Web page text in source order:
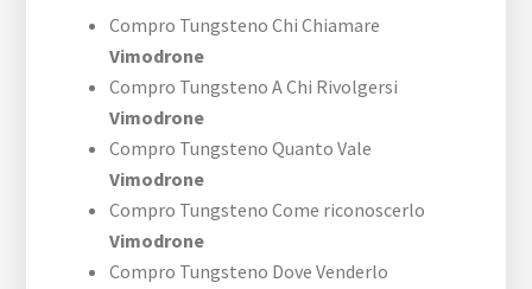
Compro Tungsteno Chi Chiamare
Vimodrone
Compro Tungsteno A Chi Rivolgersi
Vimodrone
Compro Tungsteno Quanto Vale
Vimodrone
Compro Tungsteno Come riconoscerlo
Vimodrone
Compro Tungsteno Dove Venderlo